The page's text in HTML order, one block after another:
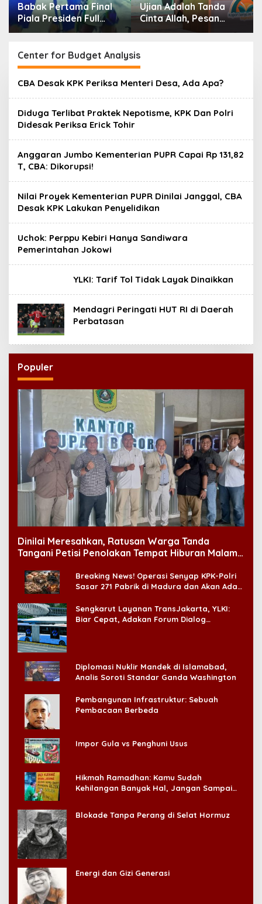
Babak Pertama Final
Piala Presiden Full
Tegang, Skor Masih
Ujian Adalah Tanda
Cinta Allah, Pesan
Imam Masjid Al Akbar
Center for Budget Analysis
CBA Desak KPK Periksa Menteri Desa, Ada Apa?
Diduga Terlibat Praktek Nepotisme, KPK Dan Polri
Didesak Periksa Erick Tohir
Anggaran Jumbo Kementerian PUPR Capai Rp 131,82
T, CBA: Dikorupsi!
Nilai Proyek Kementerian PUPR Dinilai Janggal, CBA
Desak KPK Lakukan Penyelidikan
Uchok: Perppu Kebiri Hanya Sandiwara
Pemerintahan Jokowi
YLKI: Tarif Tol Tidak Layak Dinaikkan
Mendagri Peringati HUT RI di Daerah
Perbatasan
Populer
Dinilai Meresahkan, Ratusan Warga Tanda
Tangani Petisi Penolakan Tempat Hiburan Malam
Breaking News! Operasi Senyap KPK-Polri
Sasar 271 Pabrik di Madura dan Akan Ada
Sengkarut Layanan TransJakarta, YLKI:
Biar Cepat, Adakan Forum Dialog
Diplomasi Nuklir Mandek di Islamabad,
Analis Soroti Standar Ganda Washington
Pembangunan Infrastruktur: Sebuah
Pembacaan Berbeda
Impor Gula vs Penghuni Usus
Hikmah Ramadhan: Kamu Sudah
Kehilangan Banyak Hal, Jangan Sampai
Blokade Tanpa Perang di Selat Hormuz
Energi dan Gizi Generasi